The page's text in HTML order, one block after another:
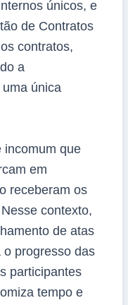
únicos, e
de Contratos
contratos,
a
única
incomum que
em
receberam os
contexto,
de atas
progresso das
participantes
tempo e